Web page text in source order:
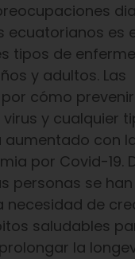
ecuatorianos es
tipos de
y adultos. Las
cómo prevenir
y cualquier
aumentado con
por Covid-19.
personas se
necesidad de
saludables
la